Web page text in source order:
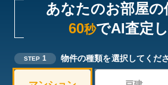
あなたのお部屋の
60秒でAI査定
STEP 1 物件の種類を選択してくだ